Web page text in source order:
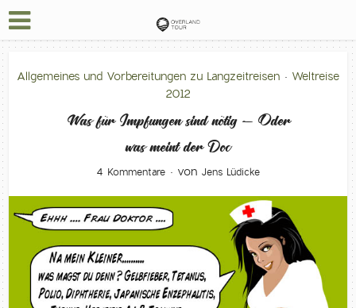
Allgemeines und Vorbereitungen zu Langzeitreisen • Weltreise
2012
Was für Impfungen sind nötig – Oder
was meint der Doc
4 Kommentare von Jens Lüdicke